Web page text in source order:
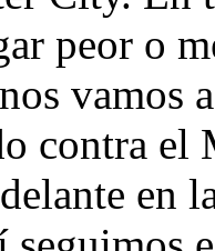
peor o
vamos
contra el
en